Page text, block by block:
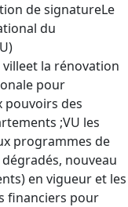
de signatureLe
du
la rénovation
pour
pouvoirs des
;VU les
programmes de
nouveau
en vigueur et les
financiers pour